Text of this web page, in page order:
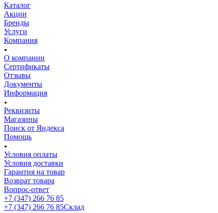
Каталог
Акции
Бренды
Услуги
Компания
О компании
Сертификаты
Отзывы
Документы
Информация
Реквизиты
Магазины
Поиск от Яндекса
Помощь
Условия оплаты
Условия доставки
Гарантия на товар
Возврат товара
Вопрос-ответ
+7 (347) 266 76 85
+7 (347) 266 76 85Склад